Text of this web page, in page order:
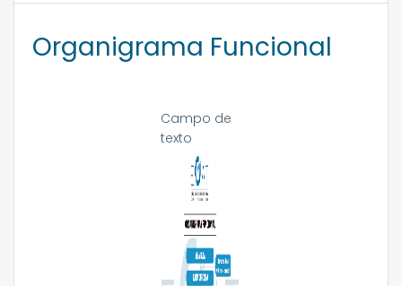
Organigrama Funcional
Campo de
texto